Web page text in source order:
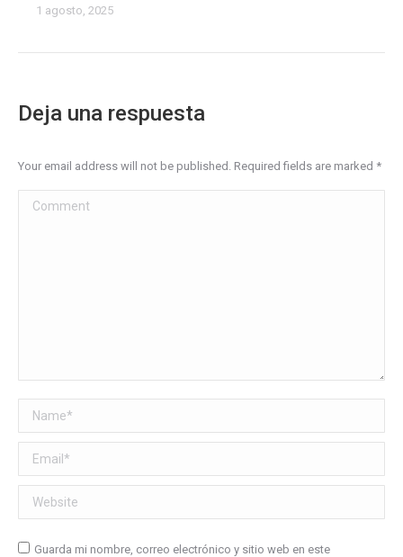
1 agosto, 2025
Deja una respuesta
Your email address will not be published. Required fields are marked *
Comment
Name *
Email *
Website
Guarda mi nombre, correo electrónico y sitio web en este